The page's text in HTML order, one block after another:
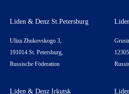
Liden & Denz St.Petersburg
Uliza Zhukovskogo 3,
191014 St. Petersburg,
Russische Föderation
Liden & Denz Irkutsk